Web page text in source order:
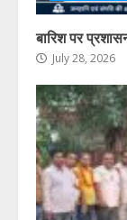
बारिश पर
July 28, 2026